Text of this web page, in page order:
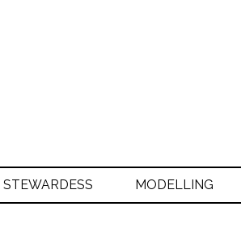
STEWARDESS MODELLING